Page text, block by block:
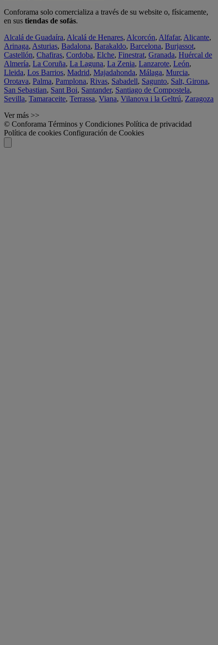
Conforama solo comercializa a través de su website o, físicamente,
en sus tiendas de sofás.
Alcalá de Guadaíra, Alcalá de Henares, Alcorcón, Alfafar, Alicante,
Arinaga, Asturias, Badalona, Barakaldo, Barcelona, Burjassot,
Castellón, Chafiras, Cordoba, Elche, Finestrat, Granada, Huércal de
Almería, La Coruña, La Laguna, La Zenia, Lanzarote, León,
Lleida, Los Barrios, Madrid, Majadahonda, Málaga, Murcia,
Orotava, Palma, Pamplona, Rivas, Sabadell, Sagunto, Salt, Girona,
San Sebastian, Sant Boi, Santander, Santiago de Compostela,
Sevilla, Tamaraceite, Terrassa, Viana, Vilanova i la Geltrú, Zaragoza
Ver más >>
© Conforama Términos y Condiciones Política de privacidad
Política de cookies Configuración de Cookies